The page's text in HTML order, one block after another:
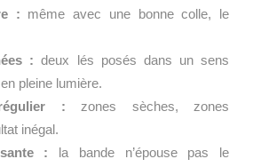
: même avec une bonne colle, le
: deux lés posés dans un sens
pleine lumière.
: zones sèches, zones
inégal.
: la bande n’épouse pas le